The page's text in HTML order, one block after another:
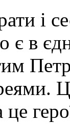
і
є в